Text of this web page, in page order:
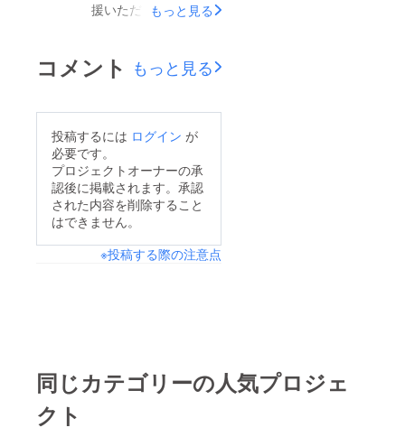
援いただきましてあり
プロジェクトも残り4
日となりました。弊社
きましたのでご報告さ
せて頂きます。残りわ
ずかですが皆様のご支
援宜しくお願いいたし
声】ー1ヶ月使用ー香
りが強いものは好きで
はないのでちょうどよ
もっと見る
コメント もっと見る
投稿するには ログイン が
必要です。
プロジェクトオーナーの承
認後に掲載されます。承認
された内容を削除すること
はできません。
※投稿する際の注意点
同じカテゴリーの人気プロジェ
クト